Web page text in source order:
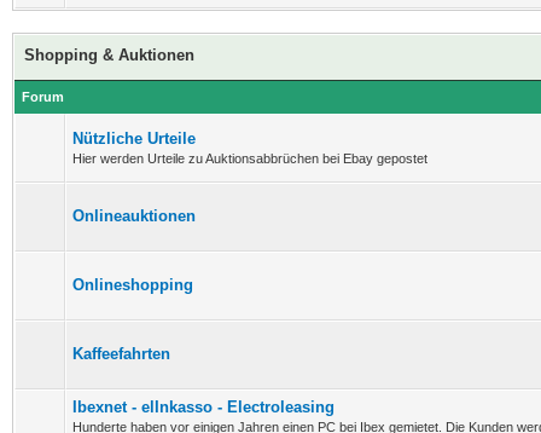
Shopping & Auktionen
Forum
Nützliche Urteile
Hier werden Urteile zu Auktionsabbrüchen bei Ebay gepostet
Onlineauktionen
Onlineshopping
Kaffeefahrten
Ibexnet - elInkasso - Electroleasing
Hunderte haben vor einigen Jahren einen PC bei Ibex gemietet. Die Kunden